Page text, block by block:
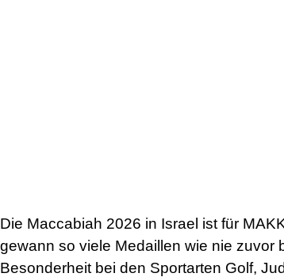
Die Maccabiah 2026 in Israel ist für
gewann so viele Medaillen wie nie zuvor
Besonderheit bei den Sportarten Golf,